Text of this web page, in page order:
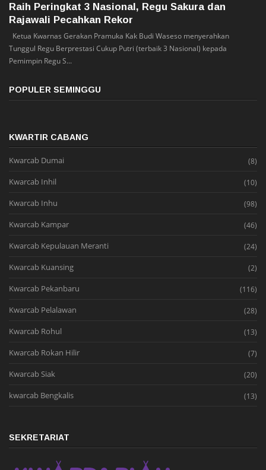
Raih Peringkat 3 Nasional, Regu Sakura dan
Rajawali Pecahkan Rekor
Ketua Kwarnas Gerakan Pramuka Kak Budi Waseso menyerahkan
Tunggul Regu Berprestasi Cukup Putri (terbaik 3 Nasional) kepada
Pemimpin Regu S...
POPULER SEMINGGU
KWARTIR CABANG
Kwarcab Dumai (8)
Kwarcab Inhil (10)
Kwarcab Inhu (98)
Kwarcab Kampar (46)
Kwarcab Kepulauan Meranti (24)
Kwarcab Kuansing (2)
Kwarcab Pekanbaru (116)
Kwarcab Pelalawan (28)
Kwarcab Rohul (13)
Kwarcab Rokan Hilir (7)
Kwarcab Siak (20)
kwarcab Bengkalis (13)
SEKRETARIAT